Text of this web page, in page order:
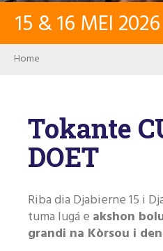
15 &16 MEI 2026
Breadcrumb
Home
Tokante
DOET
Riba dia Djabierne 15 i
tuma lugá e akshon
grandi na Kòrsou i